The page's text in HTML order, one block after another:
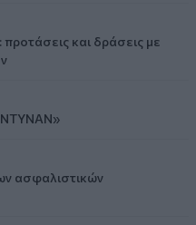
και δράσεις με
ΝΤΥΝΑΝ»
ασφαλιστικών